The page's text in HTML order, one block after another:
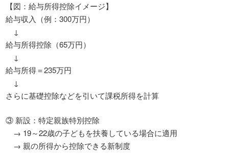
【図：給与所得控除イメージ】
給与収入（例：300万円）
↓
給与所得控除（65万円）
↓
給与所得＝235万円
↓
さらに基礎控除などを引いて課税所得を計算
③ 新設：特定親族特別控除
→ 19～22歳の子どもを扶養している場合に適用
→ 親の所得から控除できる新制度